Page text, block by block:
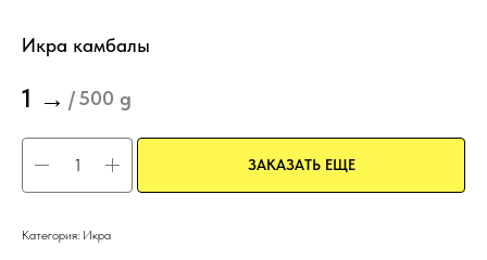
Икра камбалы
1 → /500 g
ЗАКАЗАТЬ ЕЩЕ
Категория: Икра